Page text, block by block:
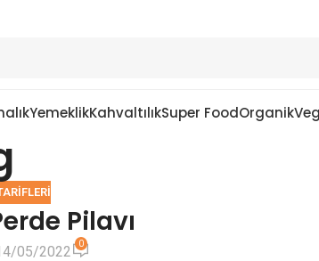
YemeklikKahvaltılıkSuper FoodOrganik
Pilavı
05/2022 0